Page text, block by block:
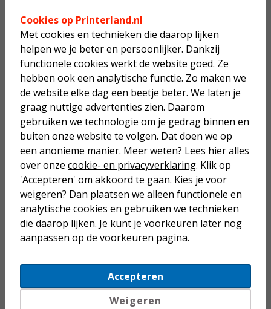
vergroten
direct leverbaar Toevoegen
Ricoh M C251FW A4 laserprinter kleur
Dit product mag maximaal 1 keer besteld worden.
vergroten
Cookies op Printerland.nl
Met cookies en technieken die daarop lijken
helpen we je beter en persoonlijker. Dankzij
functionele cookies werkt de website goed. Ze
hebben ook een analytische functie. Zo maken we
de website elke dag een beetje beter. We laten je
graag nuttige advertenties zien. Daarom
gebruiken we technologie om je gedrag binnen en
buiten onze website te volgen. Dat doen we op
een anonieme manier. Meer weten? Lees hier alles
over onze cookie- en privacyverklaring. Klik op
'Accepteren' om akkoord te gaan. Kies je voor
weigeren? Dan plaatsen we alleen functionele en
analytische cookies en gebruiken we technieken
die daarop lijken. Je kunt je voorkeuren later nog
aanpassen op de voorkeuren pagina.
Accepteren
Weigeren